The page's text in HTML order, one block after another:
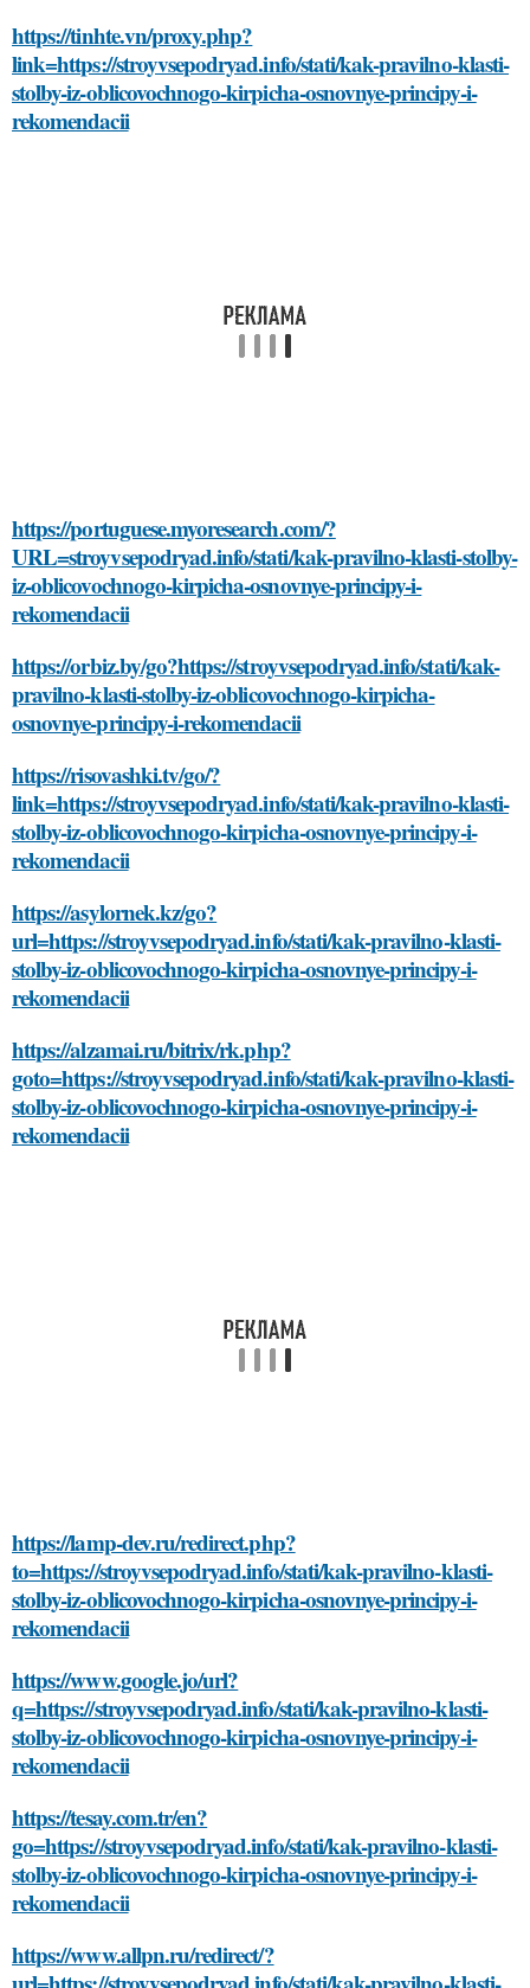
https://tinhte.vn/proxy.php?
link=https://stroyvsepodryad.info/stati/kak-pravilno-klasti-
stolby-iz-oblicovochnogo-kirpicha-osnovnye-principy-i-
rekomendacii
https://portuguese.myoresearch.com/?
URL=stroyvsepodryad.info/stati/kak-pravilno-klasti-stolby-
iz-oblicovochnogo-kirpicha-osnovnye-principy-i-
rekomendacii
https://orbiz.by/go?https://stroyvsepodryad.info/stati/kak-
pravilno-klasti-stolby-iz-oblicovochnogo-kirpicha-
osnovnye-principy-i-rekomendacii
https://risovashki.tv/go/?
link=https://stroyvsepodryad.info/stati/kak-pravilno-klasti-
stolby-iz-oblicovochnogo-kirpicha-osnovnye-principy-i-
rekomendacii
https://asylornek.kz/go?
url=https://stroyvsepodryad.info/stati/kak-pravilno-klasti-
stolby-iz-oblicovochnogo-kirpicha-osnovnye-principy-i-
rekomendacii
https://alzamai.ru/bitrix/rk.php?
goto=https://stroyvsepodryad.info/stati/kak-pravilno-klasti-
stolby-iz-oblicovochnogo-kirpicha-osnovnye-principy-i-
rekomendacii
https://lamp-dev.ru/redirect.php?
to=https://stroyvsepodryad.info/stati/kak-pravilno-klasti-
stolby-iz-oblicovochnogo-kirpicha-osnovnye-principy-i-
rekomendacii
https://www.google.jo/url?
q=https://stroyvsepodryad.info/stati/kak-pravilno-klasti-
stolby-iz-oblicovochnogo-kirpicha-osnovnye-principy-i-
rekomendacii
https://tesay.com.tr/en?
go=https://stroyvsepodryad.info/stati/kak-pravilno-klasti-
stolby-iz-oblicovochnogo-kirpicha-osnovnye-principy-i-
rekomendacii
https://www.allpn.ru/redirect/?